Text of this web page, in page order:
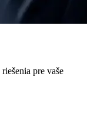
pre vaše